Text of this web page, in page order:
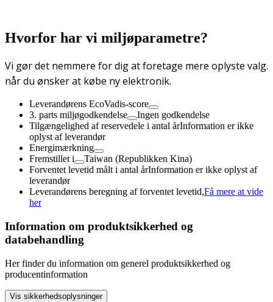
Hvorfor har vi miljøparametre?
Vi gør det nemmere for dig at foretage mere oplyste valg.
når du ønsker at købe ny elektronik.
Leverandørens EcoVadis-score
3. parts miljøgodkendelse
Ingen godkendelse
Tilgængelighed af reservedele i antal årInformation er ikke
oplyst af leverandør
Energimærkning
Fremstillet i
Taiwan (Republikken Kina)
Forventet levetid målt i antal årInformation er ikke oplyst af
leverandør
Leverandørens beregning af forventet levetid,Få mere at vide
her
Information om produktsikkerhed og
databehandling
Her finder du information om generel produktsikkerhed og
producentinformation
Vis sikkerhedsoplysninger